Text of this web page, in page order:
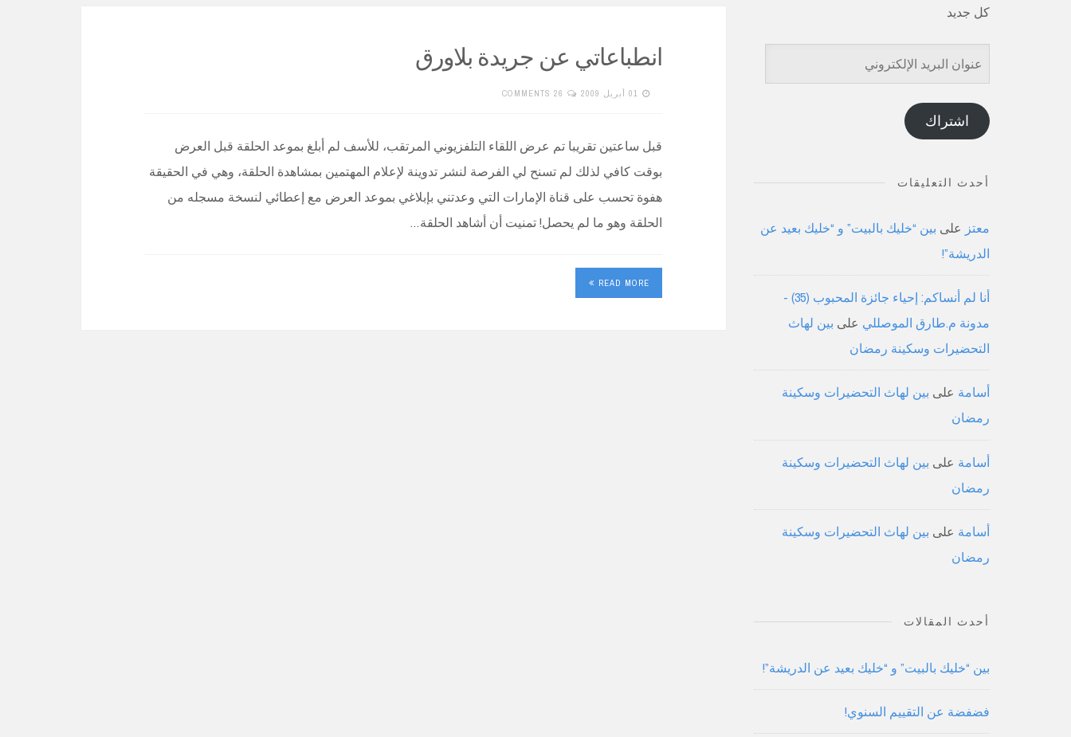
انطباعاتي عن جريدة بلاورق
01 أبريل 2009 26 COMMENTS
قبل ساعتين تقريبا تم عرض اللقاء التلفزيوني المرتقب، للأسف لم أبلغ بموعد الحلقة قبل العرض
بوقت كافي لذلك لم تسنح لي الفرصة لنشر تدوينة لإعلام المهتمين بمشاهدة الحلقة، وهي في الحقيقة
هفوة تحسب على قناة الإمارات التي وعدتني بإبلاغي بموعد العرض مع إعطائي لنسخة مسجله من
الحلقة وهو ما لم يحصل! تمنيت أن أشاهد الحلقة…
READ MORE
كل جديد
عنوان
البريد
الإلكتروني
اشتراك
أحدث التعليقات
معتز على بين “خليك بالبيت” و “خليك بعيد عن
الدريشة”!
أنا لم أنساكم: إحياء جائزة المحبوب (35) -
مدونة م.طارق الموصللي على بين لهاث
التحضيرات وسكينة رمضان
أسامة على بين لهاث التحضيرات وسكينة
رمضان
أسامة على بين لهاث التحضيرات وسكينة
رمضان
أسامة على بين لهاث التحضيرات وسكينة
رمضان
أحدث المقالات
بين “خليك بالبيت” و “خليك بعيد عن الدريشة”!
فضفضة عن التقييم السنوي!